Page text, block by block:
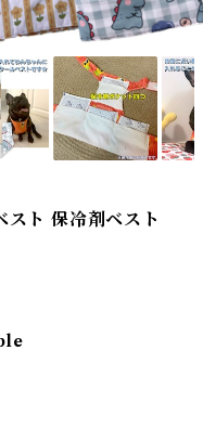
ト 保冷剤ベスト